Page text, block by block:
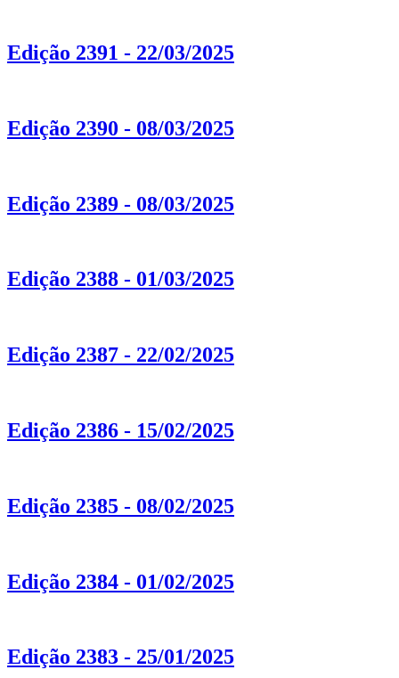
Edição 2391 - 22/03/2025
Edição 2390 - 08/03/2025
Edição 2389 - 08/03/2025
Edição 2388 - 01/03/2025
Edição 2387 - 22/02/2025
Edição 2386 - 15/02/2025
Edição 2385 - 08/02/2025
Edição 2384 - 01/02/2025
Edição 2383 - 25/01/2025